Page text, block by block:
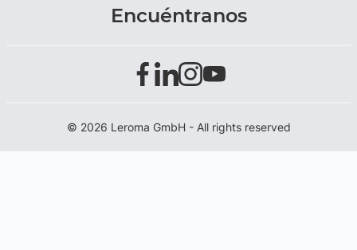
Encuéntranos
© 2026 Leroma GmbH - All rights reserved